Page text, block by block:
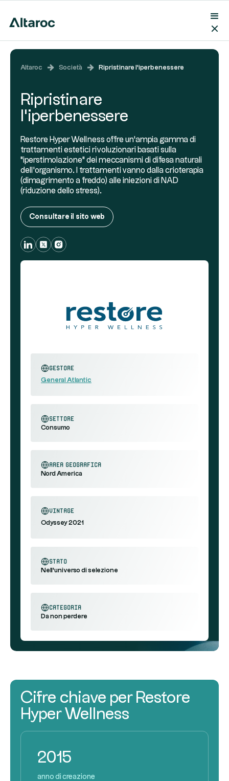
Altaroc Società Ripristinare l'iperbenessere
Gestore
General Atlantic
settore
Consumo
area geografica
Nord America
Vintage
Odyssey 2021
stato
Nell'universo di selezione
categoria
Da non perdere
Ripristinare
l'iperbenessere
Restore Hyper Wellness offre un'ampia gamma di
trattamenti estetici rivoluzionari basati sulla
"iperstimolazione" dei meccanismi di difesa naturali
dell'organismo. I trattamenti vanno dalla crioterapia
(dimagrimento a freddo) alle iniezioni di NAD
(riduzione dello stress).
Consultare il sito web
Cifre chiave per Restore
Hyper Wellness
2015
anno di creazione